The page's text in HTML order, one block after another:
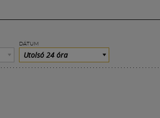
DÁTUM
Utolsó 24 óra